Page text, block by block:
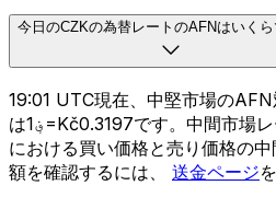
今日のCZKの為替レートのAFNはいく
19:01 UTC現在、中堅市場のAFN
は؋1=Kč0.3197です。中間市場レートは、世界の通貨市場
における買い価格と売り価格の
額を確認するには、 送金ページ